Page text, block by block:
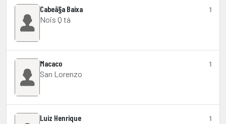
Cabeã§a Baixa
Nois Q tá
1
Macaco
San Lorenzo
1
Luiz Henrique
1